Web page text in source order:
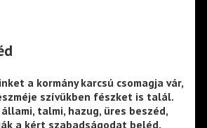
a kormány karcsú csomagja vár,
szívükben fészket is talál.
talmi, hazug, üres beszéd,
a kért szabadságodat beléd.